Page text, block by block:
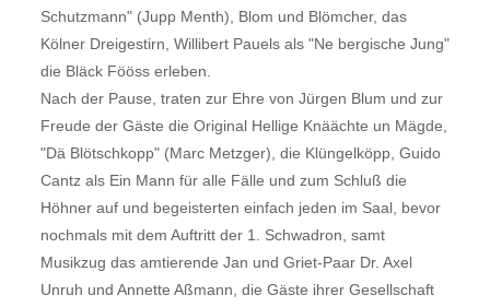
Schutzmann" (Jupp Menth), Blom und Blömcher, das
Kölner Dreigestirn, Willibert Pauels als "Ne bergische Jung"
die Bläck Fööss erleben.
Nach der Pause, traten zur Ehre von Jürgen Blum und zur
Freude der Gäste die Original Hellige Knäächte un Mägde,
"Dä Blötschkopp" (Marc Metzger), die Klüngelköpp, Guido
Cantz als Ein Mann für alle Fälle und zum Schluß die
Höhner auf und begeisterten einfach jeden im Saal, bevor
nochmals mit dem Auftritt der 1. Schwadron, samt
Musikzug das amtierende Jan und Griet-Paar Dr. Axel
Unruh und Annette Aßmann, die Gäste ihrer Gesellschaft